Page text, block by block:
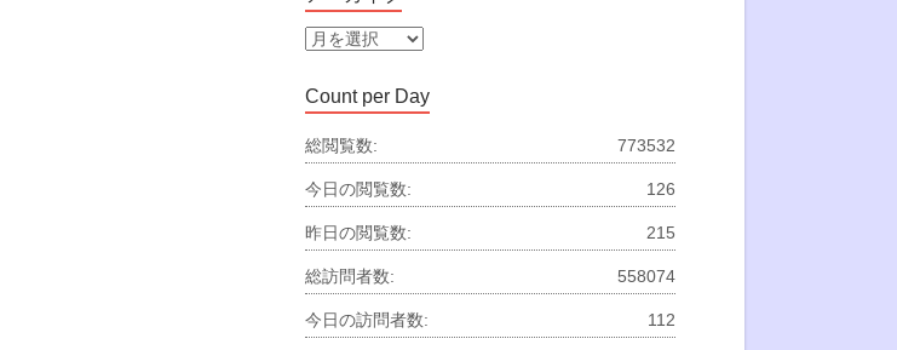
リ
ー
ア
カ
イ
ブ
Count per Day
773532
総閲覧数:
126
今日の閲覧数:
215
昨日の閲覧数:
558074
総訪問者数:
112
今日の訪問者数: